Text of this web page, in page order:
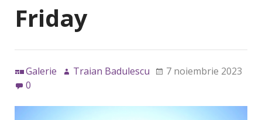
Friday
Galerie Traian Badulescu
7 noiembrie 2023
0